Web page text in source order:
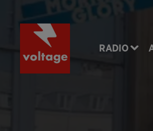
RADIO